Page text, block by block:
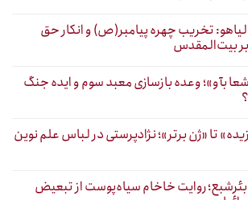
الیاهو: تخریب چهره پیامبر(ص) و انکار حق
بیت‌المقدس
بآو»؛ وعده بازسازی معبد سوم و ایده جنگ
تا «ژن برتر»؛ نژادپرستی در لباس علم نوین
بئرشبع؛ روایت خاخام سیاه‌پوست از تبعیض